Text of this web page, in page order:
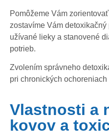
Pomôžeme Vám
zostavíme Vám
užívané lieky a stanovené
potrieb.
Zvolením správneho
pri chronických
Vlastnosti a
kovov a